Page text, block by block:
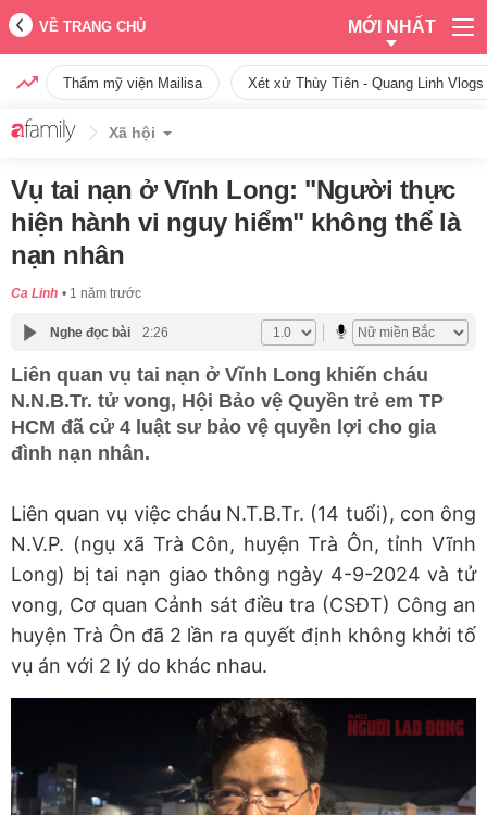
VỀ TRANG CHỦ MỚI NHẤT
Thẩm mỹ viện Mailisa Xét xử Thùy Tiên - Quang Linh
Xã hội
Vụ tai nạn ở Vĩnh Long: "Người thực
hiện hành vi nguy hiểm" không thể là
nạn nhân
Ca Linh 1 năm trước
Nghe đọc bài 2:26
Liên quan vụ tai nạn ở Vĩnh Long khiến cháu
N.N.B.Tr. tử vong, Hội Bảo vệ Quyền trẻ em TP
HCM đã cử 4 luật sư bảo vệ quyền lợi cho gia
đình nạn nhân.
Liên quan vụ việc cháu N.T.B.Tr. (14 tuổi), con ông
N.V.P. (ngụ xã Trà Côn, huyện Trà Ôn, tỉnh Vĩnh
Long) bị tai nạn giao thông ngày 4-9-2024 và tử
vong, Cơ quan Cảnh sát điều tra (CSĐT) Công an
huyện Trà Ôn đã 2 lần ra quyết định không khởi tố
vụ án với 2 lý do khác nhau.